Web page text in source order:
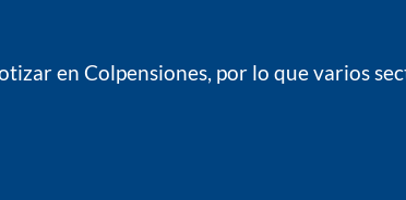
en Colpensiones, por lo que varios